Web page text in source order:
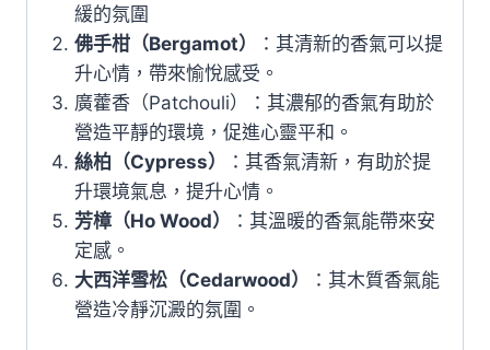
緩的氛圍
佛手柑（Bergamot）
：其清新的香氣可以提
升心情，帶來愉悅感受。
廣藿香（Patchouli）：其濃郁的香氣有助於
營造平靜的環境，促進心靈平和。
絲柏（Cypress）
：其香氣清新，有助於提
升環境氣息，提升心情。
芳樟（Ho Wood）
：其溫暖的香氣能帶來安
定感。
大西洋雪松（Cedarwood）
：其木質香氣能
營造冷靜沉澱的氛圍。